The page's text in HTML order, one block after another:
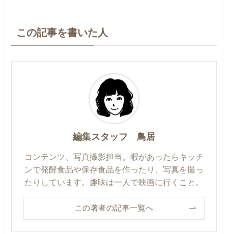
この記事を書いた人
編集スタッフ 鳥居
コンテンツ、写真撮影担当。暇があったらキッチ
ンで発酵食品や保存食品を作ったり、写真を撮っ
たりしています。趣味は一人で映画に行くこと。
この著者の記事一覧へ